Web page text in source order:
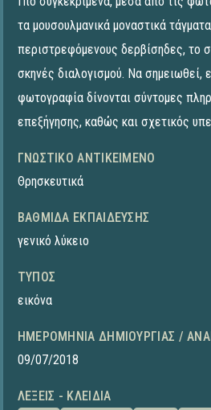
τα μουσουλμανικά μοναστικά
περιστρεφόμενους δερβίσηδες, το
σκηνές διαλογισμού. Να σημειωθεί,
φωτογραφία δίνονται σύντομες
επεξήγησης, καθώς και σχετικός
ΓΝΩΣΤΙΚΌ ΑΝΤΙΚΕΊΜΕΝΟ
Θρησκευτικά
ΒΑΘΜΊΔΑ ΕΚΠΑΊΔΕΥΣΗΣ
γενικό λύκειο
ΤΎΠΟΣ
εικόνα
ΗΜΕΡΟΜΗΝΊΑ ΔΗΜΙΟΥΡΓΊΑΣ /
09/07/2018
ΛΈΞΕΙΣ - ΚΛΕΙΔΙΆ